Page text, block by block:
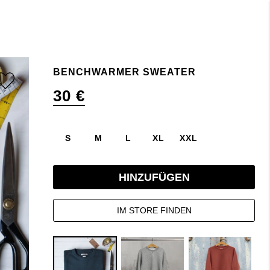
BENCHWARMER SWEATER
30 €
S M L XL XXL
HINZUFÜGEN
IM STORE FINDEN